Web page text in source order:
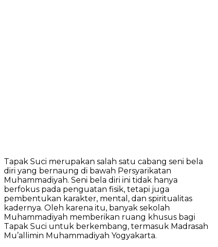
Tapak Suci merupakan salah satu cabang seni bela
diri yang bernaung di bawah Persyarikatan
Muhammadiyah. Seni bela diri ini tidak hanya
berfokus pada penguatan fisik, tetapi juga
pembentukan karakter, mental, dan spiritualitas
kadernya. Oleh karena itu, banyak sekolah
Muhammadiyah memberikan ruang khusus bagi
Tapak Suci untuk berkembang, termasuk Madrasah
Mu’allimin Muhammadiyah Yogyakarta.